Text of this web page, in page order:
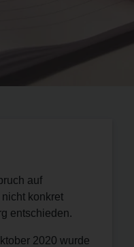
auf
konkret
entschieden.
2020 wurde